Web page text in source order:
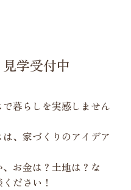
学受付中
暮らしを実感しません
、家づくりのアイデア
お金は？土地は？な
ださい！